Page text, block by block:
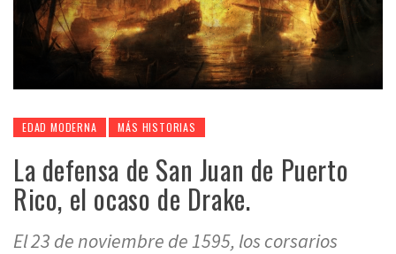
EDAD MODERNA MÁS HISTORIAS
La defensa de San Juan de Puerto
Rico, el ocaso de Drake.
El 23 de noviembre de 1595, los corsarios